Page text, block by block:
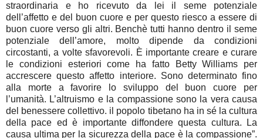
straordinaria e ho ricevuto da lei il seme potenziale
dell’affetto e del buon cuore e per questo riesco a essere di
buon cuore verso gli altri. Benchè tutti hanno dentro il seme
potenziale dell’amore, molto dipende da condizioni
circostanti, a volte sfavorevoli. È importante creare e curare
le condizioni esteriori come ha fatto Betty Williams per
accrescere questo affetto interiore. Sono determinato fino
alla morte a favorire lo sviluppo del buon cuore per
l’umanità. L’altruismo e la compassione sono la vera causa
del benessere collettivo. il popolo tibetano ha in sé la cultura
della pace ed è importante diffondere questa cultura. La
causa ultima per la sicurezza della pace è la compassione”.